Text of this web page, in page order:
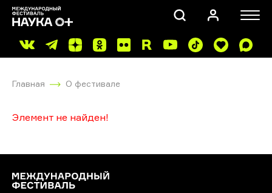
Главная О фестивале
Элемент не найден!